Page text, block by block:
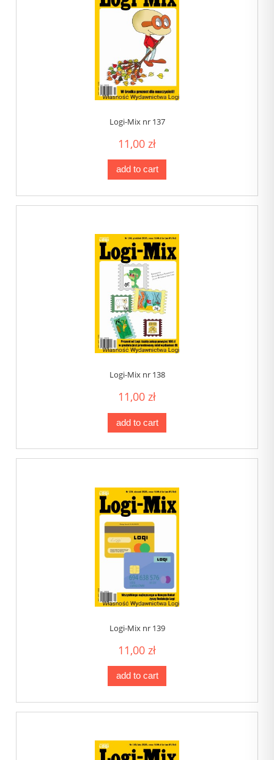
Logi-Mix nr 137
11,00 zł
add to cart
Logi-Mix nr 138
11,00 zł
add to cart
Logi-Mix nr 139
11,00 zł
add to cart